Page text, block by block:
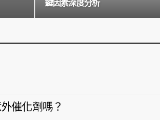
鍵因素深度分析
催化劑嗎？